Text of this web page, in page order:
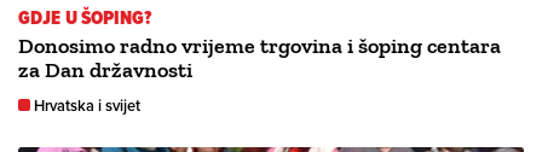
GDJE U ŠOPING?
Donosimo radno vrijeme trgovina i šoping centara
za Dan državnosti
Hrvatska i svijet